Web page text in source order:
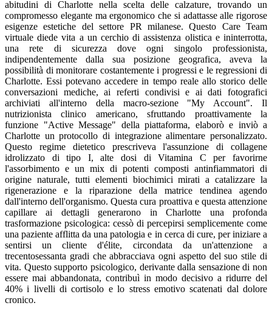
abitudini di Charlotte nella scelta delle calzature, trovando un
compromesso elegante ma ergonomico che si adattasse alle rigorose
esigenze estetiche del settore PR milanese. Questo Care Team
virtuale diede vita a un cerchio di assistenza olistica e ininterrotta,
una rete di sicurezza dove ogni singolo professionista,
indipendentemente dalla sua posizione geografica, aveva la
possibilità di monitorare costantemente i progressi e le regressioni di
Charlotte. Essi potevano accedere in tempo reale allo storico delle
conversazioni mediche, ai referti condivisi e ai dati fotografici
archiviati all'interno della macro-sezione "My Account". Il
nutrizionista clinico americano, sfruttando proattivamente la
funzione "Active Message" della piattaforma, elaborò e inviò a
Charlotte un protocollo di integrazione alimentare personalizzato.
Questo regime dietetico prescriveva l'assunzione di collagene
idrolizzato di tipo I, alte dosi di Vitamina C per favorirne
l'assorbimento e un mix di potenti composti antinfiammatori di
origine naturale, tutti elementi biochimici mirati a catalizzare la
rigenerazione e la riparazione della matrice tendinea agendo
dall'interno dell'organismo. Questa cura proattiva e questa attenzione
capillare ai dettagli generarono in Charlotte una profonda
trasformazione psicologica: cessò di percepirsi semplicemente come
una paziente afflitta da una patologia e in cerca di cure, per iniziare a
sentirsi un cliente d'élite, circondata da un'attenzione a
trecentosessanta gradi che abbracciava ogni aspetto del suo stile di
vita. Questo supporto psicologico, derivante dalla sensazione di non
essere mai abbandonata, contribuì in modo decisivo a ridurre del
40% i livelli di cortisolo e lo stress emotivo scatenati dal dolore
cronico.